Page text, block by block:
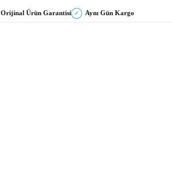
Orijinal Ürün Garantisi ✓ Aynı Gün Kargo